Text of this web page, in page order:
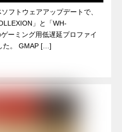
フトウェアアップデートで、
」と「WH-
ーミング用低遅延プロファイ
た。 GMAP […]